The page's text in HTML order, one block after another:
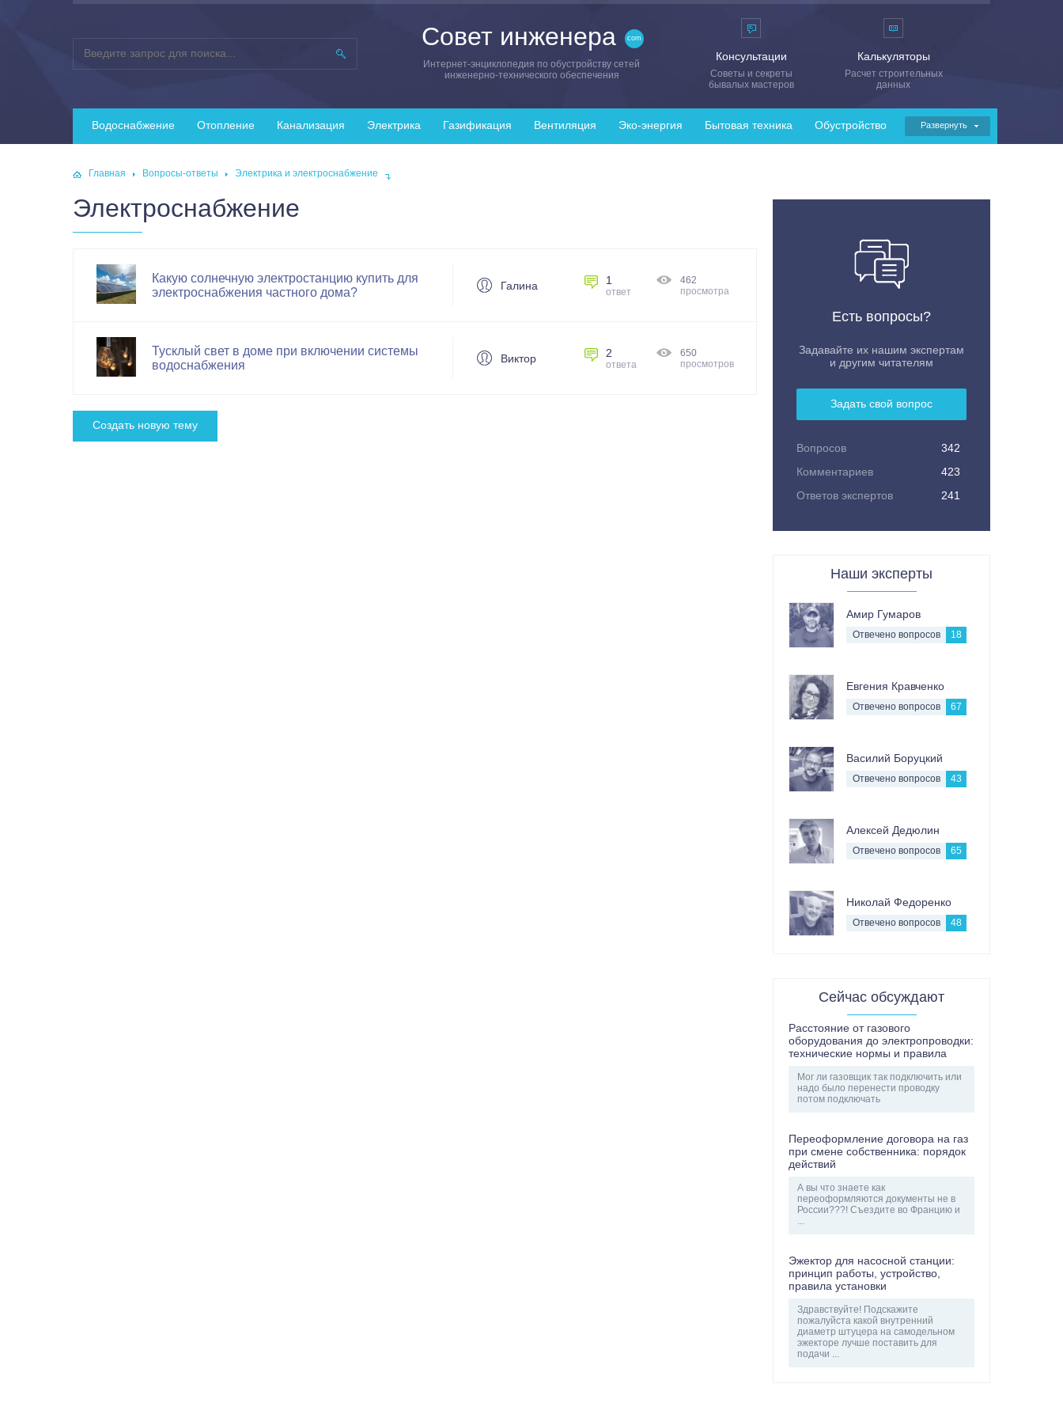
Совет инженера
Интернет-энциклопедия по обустройству сетей
инженерно-технического обеспечения
Водоснабжение Отопление Канализация Электрика Газификация Вентиляция Эко-энергия Бытовая техника Обустройство Развернуть
Консультации
Советы и секреты
бывалых мастеров
Калькуляторы
Расчет строительных
данных
Главная Вопросы-ответы Электрика и электроснабжение
Электроснабжение
Какую солнечную электростанцию купить для
электроснабжения частного дома?
Галина 1
ответ
462
просмотра
Тусклый свет в доме при включении системы
водоснабжения
Виктор 2
ответа
650
просмотров
Cоздать новую тему
Есть вопросы?
Задавайте их нашим экспертам
и другим читателям
Задать свой вопрос
Вопросов
342
Комментариев
423
Ответов экспертов
241
Наши эксперты
Амир Гумаров
Отвечено вопросов 18
Евгения Кравченко
Отвечено вопросов 67
Василий Боруцкий
Отвечено вопросов 43
Алексей Дедюлин
Отвечено вопросов 65
Николай Федоренко
Отвечено вопросов 48
Сейчас обсуждают
Расстояние от газового
оборудования до электропроводки:
технические нормы и правила
Мог ли газовщик так подключить или
надо было перенести проводку
потом подключать
Переоформление договора на газ
при смене собственника: порядок
действий
А вы что знаете как
переоформляются документы не в
России???! Съездите во Францию и
...
Эжектор для насосной станции:
принцип работы, устройство,
правила установки
Здравствуйте! Подскажите
пожалуйста какой внутренний
диаметр штуцера на самодельном
эжекторе лучше поставить для
подачи ...